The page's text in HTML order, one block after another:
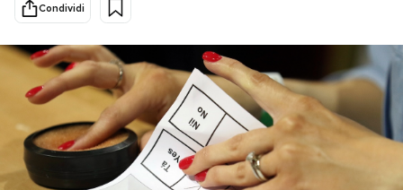
PODCAST
NEWSLETTER
I MIEI PREFERITI
Condividi